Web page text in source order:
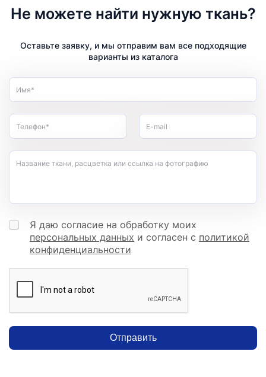
Не можете найти нужную ткань?
Оставьте заявку, и мы отправим вам все подходящие
варианты из каталога
Имя*
Телефон* E-mail
Название ткани, расцветка или ссылка на фотографию
Я даю согласие на обработку моих
персональных данных и согласен с политикой
конфиденциальности
Отправить